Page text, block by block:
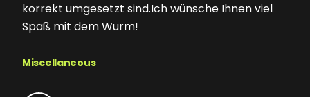
korrekt umgesetzt sind.Ich wünsche Ihnen viel
Spaß mit dem Wurm!
Miscellaneous